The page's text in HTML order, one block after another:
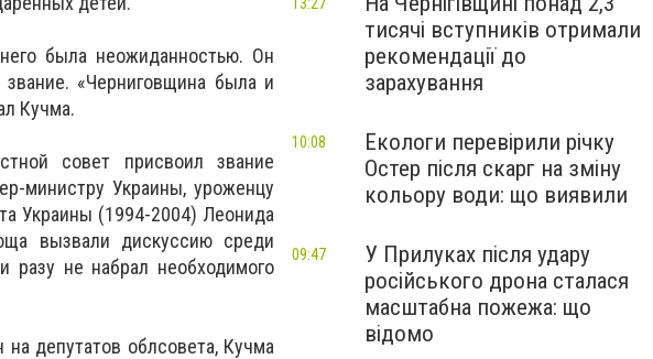
была неожиданностью. Он
«Черниговщина была и
Кучма.
совет присвоил звание
министру Украины, уроженцу
Украины (1994-2004) Леонида
вызвали дискуссию среди
не набрал необходимого
депутатов облсовета, Кучма
тисячі вступників отримали
рекомендації до
зарахування
Екологи перевірили річку
Остер після скарг на зміну
кольору води: що виявили
10:08
У Прилуках після удару
російського дрона сталася
масштабна пожежа: що
відомо
09:47